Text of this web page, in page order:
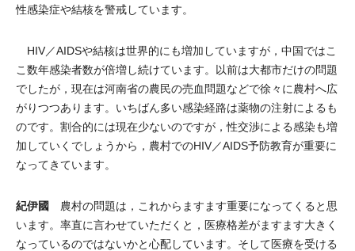
性感染症や結核を警戒しています。
HIV／AIDSや結核は世界的にも増加していますが，中国ではこ
こ数年感染者数が倍増し続けています。以前は大都市だけの問題
でしたが，現在は河南省の農民の売血問題などで徐々に農村へ広
がりつつあります。いちばん多い感染経路は薬物の注射によるも
のです。割合的には現在少ないのですが，性交渉による感染も増
加していくでしょうから，農村でのHIV／AIDS予防教育が重要に
なってきています。
紀伊國 農村の問題は，これからますます重要になってくると思
います。率直に言わせていただくと，医療格差がますます大きく
なっているのではないかと心配しています。そして医療を受ける